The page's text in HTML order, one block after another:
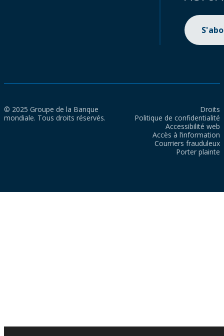
© 2025 Groupe de la Banque
mondiale. Tous droits réservés.
Droits
Politique de confidentialité
Accessibilité web
Accès à l’information
Courriers frauduleux
Porter plainte